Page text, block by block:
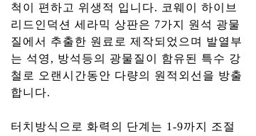
척이 편하고 위생적 입니다. 코웨이 하이브
리드인덕션 세라믹 상판은 7가지 원석 광물
질에서 추출한 원료로 제작되었으며 발열부
는 석영, 방석등의 광물질이 함유된 특수 강
철로 오랜시간동안 다량의 원적외선을 방출
합니다.
터치방식으로 화력의 단계는 1-9까지 조절